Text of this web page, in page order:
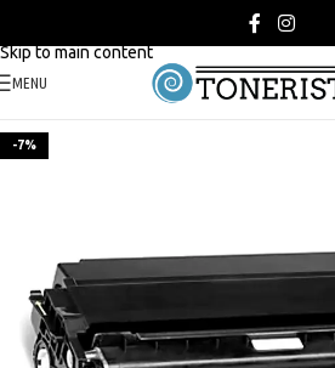
Skip to main content
MENU
-7%